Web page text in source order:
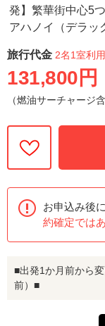
発】繁華街中心5
アハノイ（デラッ
旅行代金 2名1室利用
131,800円
（燃油サーチャージ
お申込み後
約確定では
■出発1か月前から
前）■